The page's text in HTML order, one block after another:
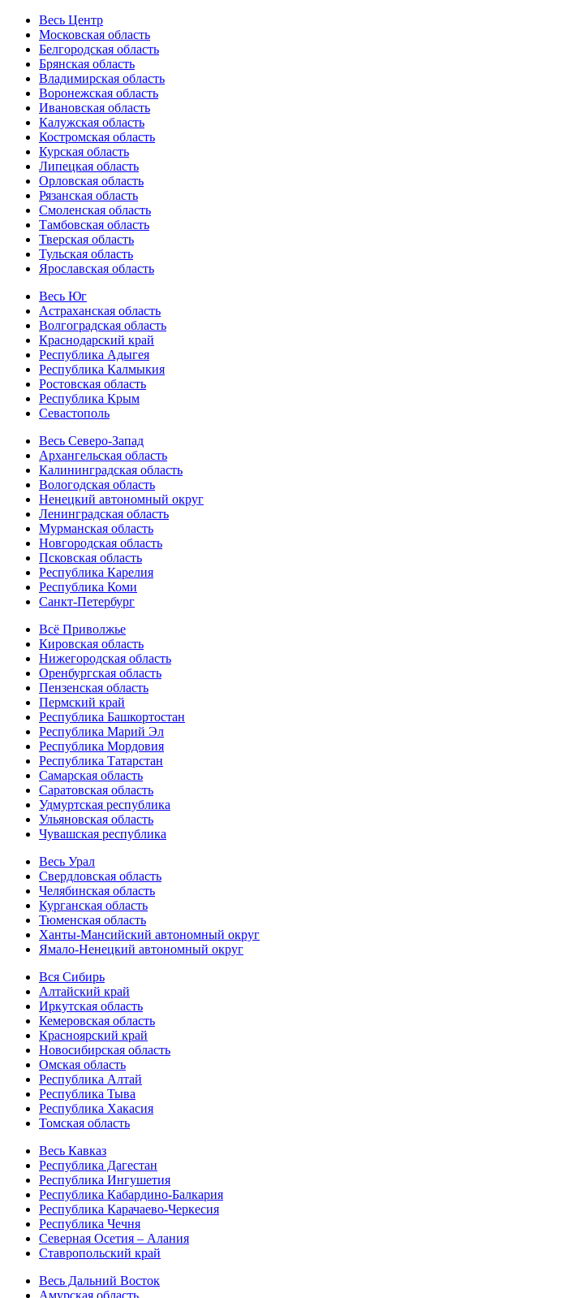
Весь Центр
Московская область
Белгородская область
Брянская область
Владимирская область
Воронежская область
Ивановская область
Калужская область
Костромская область
Курская область
Липецкая область
Орловская область
Рязанская область
Смоленская область
Тамбовская область
Тверская область
Тульская область
Ярославская область
Весь Юг
Астраханская область
Волгоградская область
Краснодарский край
Республика Адыгея
Республика Калмыкия
Ростовская область
Республика Крым
Севастополь
Весь Северо-Запад
Архангельская область
Калининградская область
Вологодская область
Ненецкий автономный округ
Ленинградская область
Мурманская область
Новгородская область
Псковская область
Республика Карелия
Республика Коми
Санкт-Петербург
Всё Приволжье
Кировская область
Нижегородская область
Оренбургская область
Пензенская область
Пермский край
Республика Башкортостан
Республика Марий Эл
Республика Мордовия
Республика Татарстан
Самарская область
Саратовская область
Удмуртская республика
Ульяновская область
Чувашская республика
Весь Урал
Свердловская область
Челябинская область
Курганская область
Тюменская область
Ханты-Мансийский автономный округ
Ямало-Ненецкий автономный округ
Вся Сибирь
Алтайский край
Иркутская область
Кемеровская область
Красноярский край
Новосибирская область
Омская область
Республика Алтай
Республика Тыва
Республика Хакасия
Томская область
Весь Кавказ
Республика Дагестан
Республика Ингушетия
Республика Кабардино-Балкария
Республика Карачаево-Черкесия
Республика Чечня
Северная Осетия – Алания
Ставропольский край
Весь Дальний Восток
Амурская область